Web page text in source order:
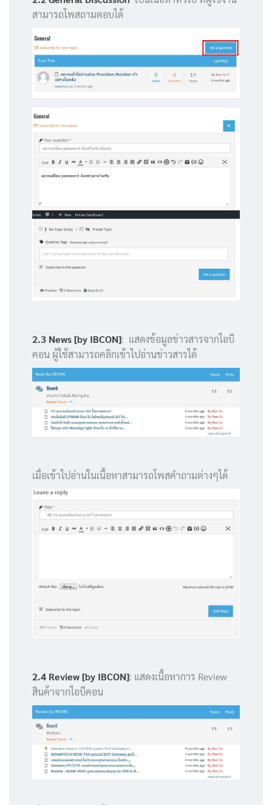
สามารถโพสถามตอบได้
2.3 News [by IBCON]: แสดงข้อมูลข่าวสารจากไอบี
คอน ผู้ใช้สามารถคลิกเข้าไปอ่านข่าวสารได้
เมื่อเข้าไปอ่านในเนื้อหาสามารถโพสคำถามต่างๆได้
2.4 Review [by IBCON]: แสดงเนื้อหาการ Review
สินค้าจากไอบีคอน